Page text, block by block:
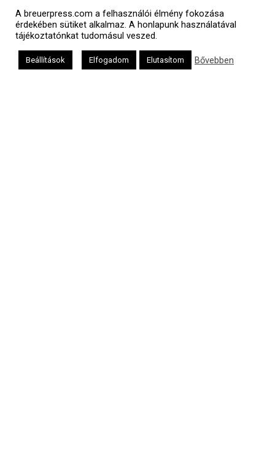
Héber naptár
A breuerpress.com a felhasználói élmény fokozása
érdekében sütiket alkalmaz. A honlapunk használatával
tájékoztatónkat tudomásul veszed.
Beállítások Elfogadom Elutasítom Bővebben